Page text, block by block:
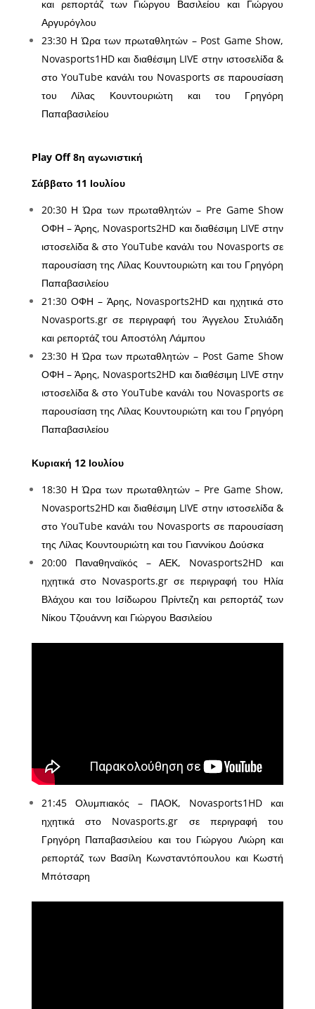
και ρεπορτάζ των Γιώργου Βασιλείου και Γιώργου
Αργυρόγλου
23:30 Η Ώρα των πρωταθλητών – Post Game Show,
Novasports1HD και διαθέσιμη LIVE στην ιστοσελίδα &
στο YouTube κανάλι του Novasports σε παρουσίαση
του Λίλας Κουντουριώτη και του Γρηγόρη
Παπαβασιλείου
Play Off 8η αγωνιστική
Σάββατο 11 Ιουλίου
20:30 Η Ώρα των πρωταθλητών – Pre Game Show
ΟΦΗ – Άρης, Novasports2HD και διαθέσιμη LIVE στην
ιστοσελίδα & στο YouTube κανάλι του Novasports σε
παρουσίαση της Λίλας Κουντουριώτη και του Γρηγόρη
Παπαβασιλείου
21:30 ΟΦΗ – Άρης, Novasports2HD και ηχητικά στο
Novasports.gr σε περιγραφή του Άγγελου Στυλιάδη
και ρεπορτάζ τou Αποστόλη Λάμπου
23:30 Η Ώρα των πρωταθλητών – Post Game Show
ΟΦΗ – Άρης, Novasports2HD και διαθέσιμη LIVE στην
ιστοσελίδα & στο YouTube κανάλι του Novasports σε
παρουσίαση της Λίλας Κουντουριώτη και του Γρηγόρη
Παπαβασιλείου
Κυριακή 12 Ιουλίου
18:30 Η Ώρα των πρωταθλητών – Pre Game Show,
Novasports2HD και διαθέσιμη LIVE στην ιστοσελίδα &
στο YouTube κανάλι του Novasports σε παρουσίαση
της Λίλας Κουντουριώτη και του Γιαννίκου Δούσκα
20:00 Παναθηναϊκός – ΑΕΚ, Novasports2HD και
ηχητικά στο Novasports.gr σε περιγραφή του Ηλία
Βλάχου και του Ισίδωρου Πρίντεζη και ρεπορτάζ των
Νίκου Τζουάννη και Γιώργου Βασιλείου
21:45 Ολυμπιακός – ΠΑΟΚ, Novasports1HD και
ηχητικά στο Novasports.gr σε περιγραφή του
Γρηγόρη Παπαβασιλείου και του Γιώργου Λιώρη και
ρεπορτάζ των Βασίλη Κωνσταντόπουλου και Κωστή
Μπότσαρη